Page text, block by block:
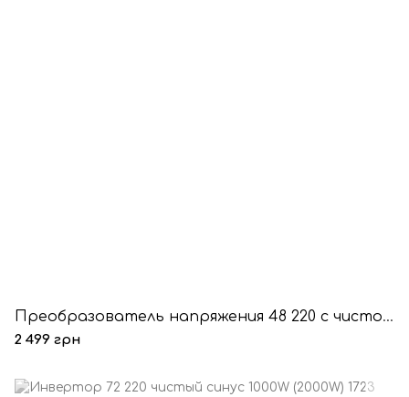
Преобразователь напряжения 48 220 с чистой синусоидой 1600W(800W)
2 499 грн